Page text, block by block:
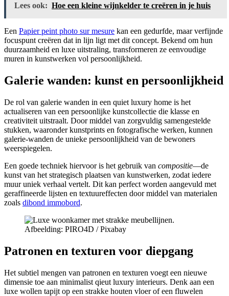
Lees ook: Hoe een kleine wijnkelder te creëren in je huis
Een Papier peint photo sur mesure kan een gedurfde, maar verfijnde
focuspunt creëren dat in lijn ligt met dit concept. Bekend om hun
duurzaamheid en luxe uitstraling, transformeren ze eenvoudige
muren in kunstwerken vol persoonlijkheid.
Galerie wanden: kunst en persoonlijkheid
De rol van galerie wanden in een quiet luxury home is het
actualiseren van een persoonlijke kunstcollectie die klasse en
creativiteit uitstraalt. Door middel van zorgvuldig samengestelde
stukken, waaronder kunstprints en fotografische werken, kunnen
galerie-wanden de unieke persoonlijkheid van de bewoners
weerspiegelen.
Een goede techniek hiervoor is het gebruik van compositie—de
kunst van het strategisch plaatsen van kunstwerken, zodat iedere
muur uniek verhaal vertelt. Dit kan perfect worden aangevuld met
geraffineerde lijsten en textuureffecten door middel van materialen
zoals dibond immobord.
Afbeelding: PIRO4D / Pixabay
Patronen en texturen voor diepgang
Het subtiel mengen van patronen en texturen voegt een nieuwe
dimensie toe aan minimalist qieut luxury interieurs. Denk aan een
luxe wollen tapijt op een strakke houten vloer of een fluwelen